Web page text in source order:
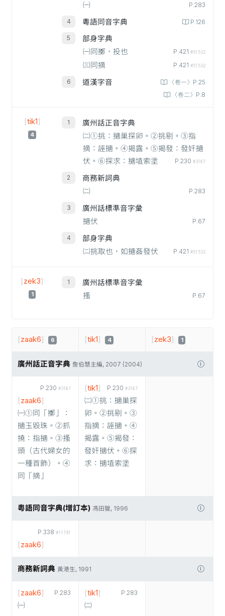
㈠
P.283
粵語同音字典 P.126
部身字典
㈠同擲，投也
P.421 #51532
㈢同摘 P.421 #51532
道漢字音
〈卷一〉P.25
〈卷二〉P.8
[tik1]
4
廣州話正音字典
㈡①挑：擿巢探卵。②挑剔。③指
摘：誣擿。④揭露。⑤揭發：發奸擿
伏。⑥探求：擿埴索塗
P.230 #3187
商務新詞典
㈡
P.283
廣州話標準音字彙
擿伏
P.67
部身字典
㈡挑取也，如擿姦發伏
P.421 #51532
[zek3]
1
廣州話標準音字彙
搔
P.67
[zaak6] 6 [tik1] 4 [zek3] 1
廣州話正音字典 詹伯慧主編, 2007 (2004)
P.230 #3187
[zaak6]
㈠①同「擲」：
擿玉毀珠。②抓
撓：指擿。③搔
頭（古代婦女的
一種首飾）。④
同「摘」
P.230 #3187
[tik1]
㈡①挑：擿巢探
卵。②挑剔。③
指摘：誣擿。④
揭露。⑤揭發：
發奸擿伏。⑥探
求：擿埴索塗
粵語同音字典(增訂本) 馮田獵, 1996
P.338 #11791
[zaak6]
商務新詞典 黃港生, 1991
P.283
[zaak6]
㈠
P.283
[tik1]
㈡